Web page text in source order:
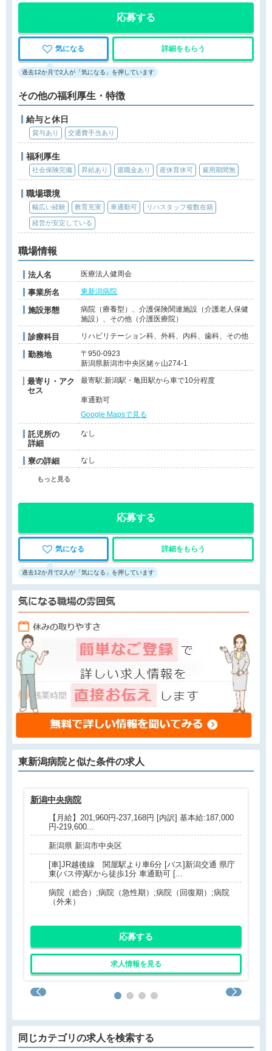
応募する
気になる 詳細をもらう
過去12か月で2人が「気になる」を押しています
その他の福利厚生・特徴
給与と休日
賞与あり 交通費手当あり
福利厚生
社会保険完備 昇給あり 退職金あり 産休育休可 雇用期間無
職場環境
幅広い経験 教育充実 車通勤可 リハスタッフ複数在籍
経営が安定している
職場情報
法人名 医療法人健周会
事業所名 東新潟病院
施設形態
病院（療養型）、介護保険関連施設（介護老人保健
施設）、その他（介護医療院）
診療科目 リハビリテーション科、外科、内科、歯科、その他
勤務地
〒950-0923
新潟県新潟市中央区姥ヶ山274-1
最寄り・アク
セス
最寄駅:新潟駅・亀田駅から車で10分程度
車通勤可
Google Mapsで見る
託児所の
詳細
なし
寮の詳細 なし
もっと見る
応募する
気になる 詳細をもらう
過去12か月で2人が「気になる」を押しています
東新潟病院と似た条件の求人
新潟中央病院
【月給】201,960円-237,168円 [内訳] 基本給:187,000
円-219,600...
新潟県 新潟市中央区
[車]JR越後線 関屋駅より車6分 [バス]新潟交通 県庁
東(バス停)駅から徒歩1分 車通勤可 [...
病院（総合）;病院（急性期）;病院（回復期）;病院
（外来）
応募する
求人情報を見る
同じカテゴリの求人を検索する